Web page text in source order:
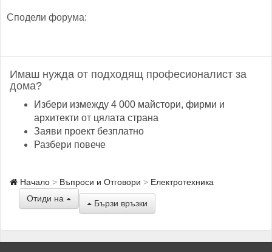
Сподели форума:
Имаш нужда от подходящ професионалист за
дома?
Избери измежду 4 000 майстори, фирми и
архитекти от цялата страна
Заяви проект безплатно
Разбери повече
Начало Въпроси и Отговори
Електротехника
Отиди на
Бързи връзки